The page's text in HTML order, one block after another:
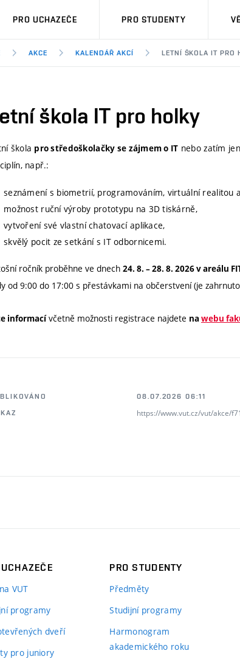
PRO UCHAZEČE PRO STUDENTY
AKCE KALENDÁŘ AKCÍ LETNÍ ŠKOLA IT PRO
škola IT pro holky
škola pro středoškolačky se zájmem o IT nebo zatím
např.:
seznámení s biometrií, programováním, virtuální realitou
možnost ruční výroby prototypu na 3D tiskárně,
vytvoření své vlastní chatovací aplikace,
skvělý pocit ze setkání s IT odbornicemi.
ročník proběhne ve dnech 24. 8. – 28. 8. 2026 v areálu
od 9:00 do 17:00 s přestávkami na občerstvení (je
informacívčetně možnosti registrace najdete nawebu
08.07.2026 06:11
https://www.vut.cz/vut/akce/
VUT
programy
dveří
pro juniory
PRO STUDENTY
Předměty
Studijní programy
Harmonogram
akademického roku